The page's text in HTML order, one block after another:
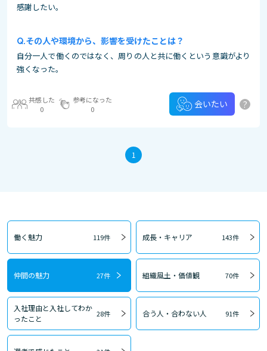
感謝したい。
その⼈や環境から、影響を受けたことは？
自分一人で働くのではなく、周りの人と共に働くという意識がより
強くなった。
共感した
0
参考になった
0
会いたい ?
1
働く魅力 119件 成長・キャリア 143件
仲間の魅力 27件 組織風土・価値観 70件
入社理由と入社してわか
ったこと
28件 合う人・合わない人 91件